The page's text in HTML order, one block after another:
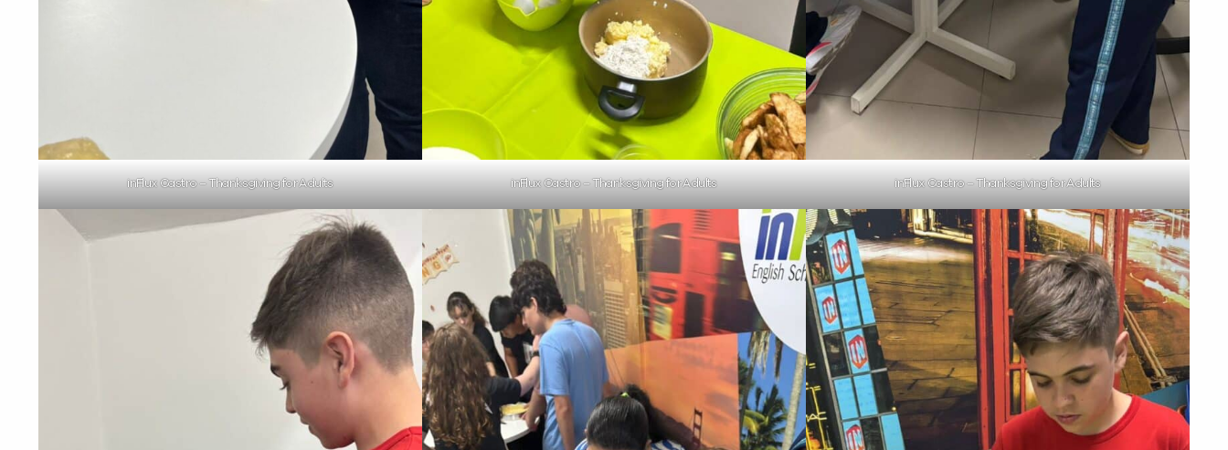
inFlux Castro – Thanksgiving for Adults inFlux Castro – Thanksgiving for Adults inFlux Castro – Thanksgiving for Adults